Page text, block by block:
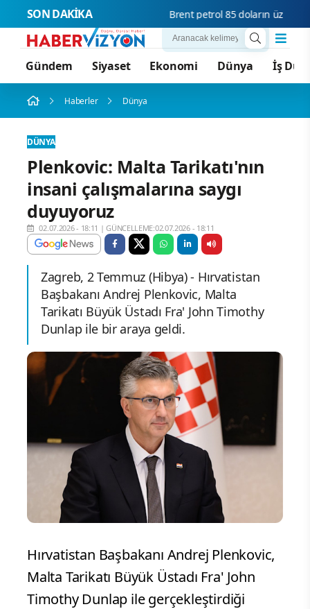
SON DAKİKA Brent petrol 85 doların üzerine
Gündem Siyaset Ekonomi Dünya İş
Haberler Dünya
DÜNYA
Plenkovic: Malta Tarikatı'nın
insani çalışmalarına saygı
duyuyoruz
02.07.2026 - 18:11 |GÜNCELLEME:02.07.2026 - 18:11
Zagreb, 2 Temmuz (Hibya) - Hırvatistan
Başbakanı Andrej Plenkovic, Malta
Tarikatı Büyük Üstadı Fra' John Timothy
Dunlap ile bir araya geldi.
Hırvatistan Başbakanı Andrej Plenkovic,
Malta Tarikatı Büyük Üstadı Fra' John
Timothy Dunlap ile gerçekleştirdiği